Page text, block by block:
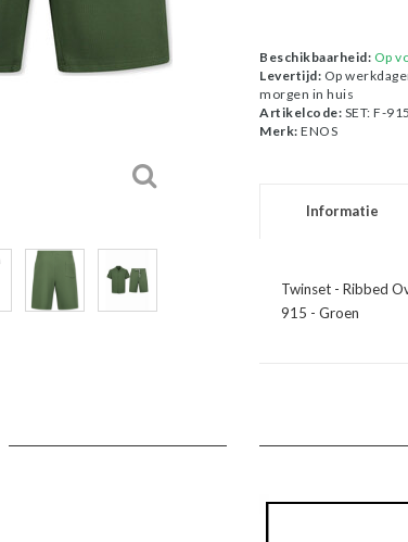
Beschikbaarheid: Op
Levertijd: Op
morgen in huis
Artikelcode: SET: F-915
Merk: ENOS
Informatie
Twinset - Ribbed
915 - Groen